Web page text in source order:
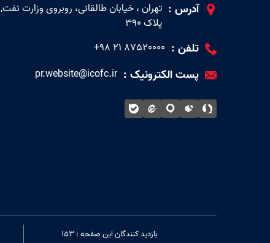
آدرس : تهران ، خیابان طالقانی، روبروی وزارت نفت,
پلاک 390
تلفن : 87520000 ۲۱ ۹۸+
پست الکترونیک : pr.website@icofc.ir
بازدید کنندگان این صفحه : 153